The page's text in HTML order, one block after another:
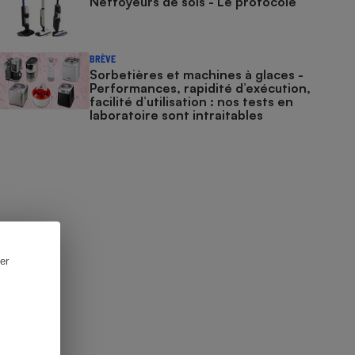
BRÈVE
Sorbetières et machines à glaces​​​​​​ -
Performances, rapidité d’exécution,
facilité d’utilisation : nos tests en
laboratoire sont intraitables